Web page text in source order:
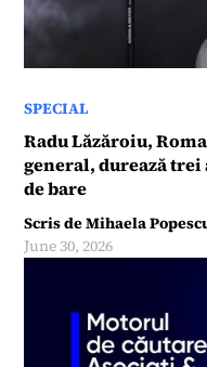
SPECIAL
Radu Lăzăroiu,
general, durează
de bare
Scris deMihaela
June 30, 2026